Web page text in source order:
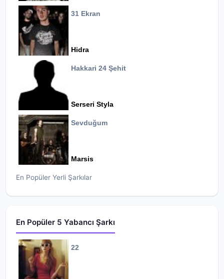
31 Ekran
Hidra
Hakkari 24 Şehit
Serseri Styla
Sevduğum
Marsis
En Popüler Yerli Şarkılar
En Popüler 5 Yabancı Şarkı
22